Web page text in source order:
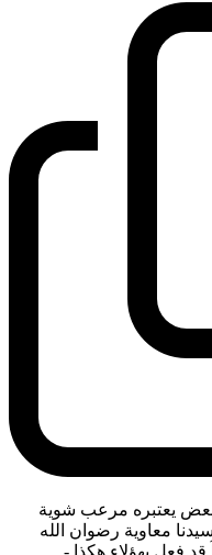
يعتبره مرعب شوية
معاوية رضوان الله
فعل بهؤلاء هكذا -